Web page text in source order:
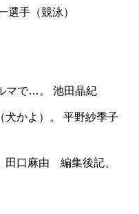
手（競泳）
マで…。 池田晶紀
犬かよ）。 平野紗季子
口麻由 編集後記、